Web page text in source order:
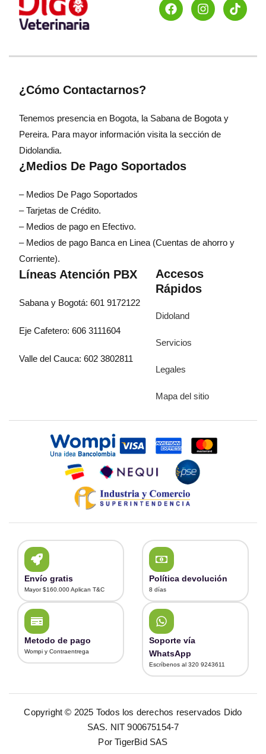
¿Cómo Contactarnos?
Tenemos presencia en Bogota, la Sabana de Bogota y
Pereira. Para mayor información visita la sección de
Didolandia.
¿Medios De Pago Soportados
– Medios De Pago Soportados
– Tarjetas de Crédito.
– Medios de pago en Efectivo.
– Medios de pago Banca en Linea (Cuentas de ahorro y
Corriente).
Líneas Atención PBX
Sabana y Bogotá: 601 9172122
Eje Cafetero: 606 3111604
Valle del Cauca: 602 3802811
Accesos
Rápidos
Didoland
Servicios
Legales
Mapa del sitio
Envío gratis
Mayor $160.000 Aplican T&C
Política devolución
8 días
Metodo de pago
Wompi y Contraentrega
Soporte vía
WhatsApp
Escríbenos al 320 9243611
Copyright © 2025 Todos los derechos reservados Dido
SAS. NIT 900675154-7
Por TigerBid SAS